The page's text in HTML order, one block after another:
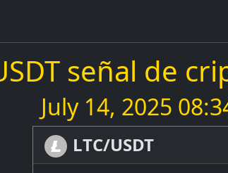
señal de
July 14, 2025
LTC/USDT